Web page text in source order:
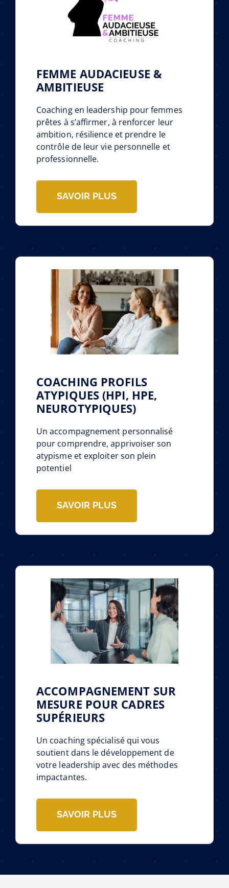
FEMME AUDACIEUSE &
AMBITIEUSE
Coaching en leadership pour femmes
prêtes à s’affirmer, à renforcer leur
ambition, résilience et prendre le
contrôle de leur vie personnelle et
professionnelle.
SAVOIR PLUS
COACHING PROFILS
ATYPIQUES (HPI, HPE,
NEUROTYPIQUES)
Un accompagnement personnalisé
pour comprendre, apprivoiser son
atypisme et exploiter son plein
potentiel
SAVOIR PLUS
ACCOMPAGNEMENT SUR
MESURE POUR CADRES
SUPÉRIEURS
Un coaching spécialisé qui vous
soutient dans le développement de
votre leadership avec des méthodes
impactantes.
SAVOIR PLUS